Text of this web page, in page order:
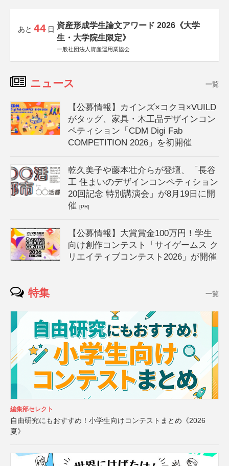
あと 44 日 資産形成学生論文アワード 2026《大学
生・大学院生限定》
一般社団法人資産運用業協会
ニュース 一覧
【公募情報】カインズ×コクヨ×VUILD
がタッグ、家具・木工品デザインコン
ペティション「CDM Digi Fab
COMPETITION 2026」を初開催
乾久美子や藤本壮介らが登壇、「長谷
工 住まいのデザインコンペティション
20回記念 特別講演会」が8月19日に開
催[PR]
【公募情報】大賞賞金100万円！学生
向け創作コンテスト「サイゲームス ク
リエイティブコンテスト2026」が開催
特集 一覧
編集部セレクト
自由研究にもおすすめ！小学生向けコンテストまとめ《2026
夏》